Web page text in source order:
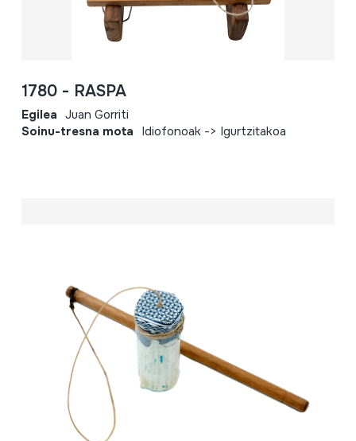
1780 - RASPA
Egilea Juan Gorriti
Soinu-tresna mota Idiofonoak -> Igurtzitakoa